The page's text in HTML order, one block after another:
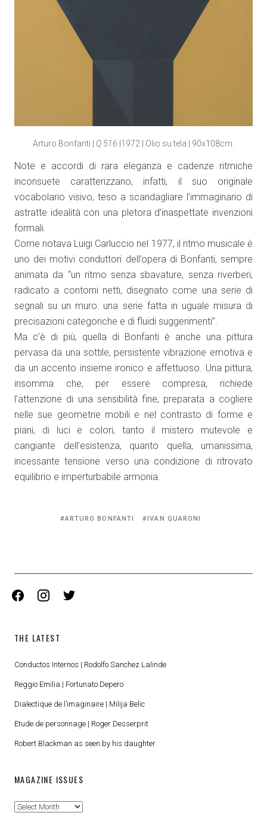
Arturo Bonfanti | Q 516 |1972 | Olio su tela | 90x108cm.
Note e accordi di rara eleganza e cadenze ritmiche
inconsuete caratterizzano, infatti, il suo originale
vocabolario visivo, teso a scandagliare l’immaginario di
astratte idealità con una pletora d’inaspettate invenzioni
formali.
Come notava Luigi Carluccio nel 1977, il ritmo musicale è
uno dei motivi conduttori dell’opera di Bonfanti, sempre
animata da “un ritmo senza sbavature, senza riverberi,
radicato a contorni netti, disegnato come una serie di
segnali su un muro: una serie fatta in uguale misura di
precisazioni categoriche e di fluidi suggerimenti”.
Ma c’è di più, quella di Bonfanti è anche una pittura
pervasa da una sottile, persistente vibrazione emotiva e
da un accento insieme ironico e affettuoso. Una pittura,
insomma che, per essere compresa, richiede
l’attenzione di una sensibilità fine, preparata a cogliere
nelle sue geometrie mobili e nel contrasto di forme e
piani, di luci e colori, tanto il mistero mutevole e
cangiante dell’esistenza, quanto quella, umanissima,
incessante tensione verso una condizione di ritrovato
equilibrio e imperturbabile armonia.
Tagged
ARTURO BONFANTI IVAN QUARONI
facebook instagramtwitter
THE LATEST
Conductos Internos | Rodolfo Sanchez Lalinde
Reggio Emilia | Fortunato Depero
Dialectique de l’imaginaire | Milija Belic
Etude de personnage | Roger Desserprit
Robert Blackman as seen by his daughter
MAGAZINE ISSUES
Magazine